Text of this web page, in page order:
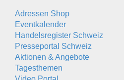
Adressen Shop
Eventkalender
Handelsregister Schweiz
Presseportal Schweiz
Aktionen & Angebote
Tagesthemen